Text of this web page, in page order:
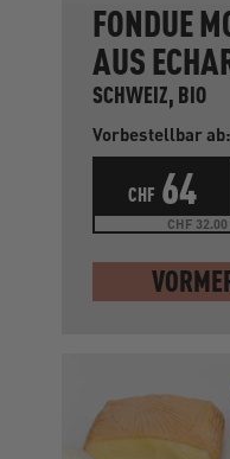
FONDUE
AUS
SCHWEIZ, BIO
Vorbestellbar
CHF 64
CHF